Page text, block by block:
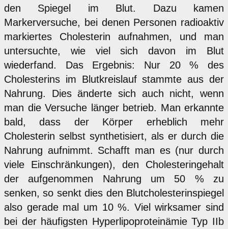
den Spiegel im Blut. Dazu kamen
Markerversuche, bei denen Personen radioaktiv
markiertes Cholesterin aufnahmen, und man
untersuchte, wie viel sich davon im Blut
wiederfand. Das Ergebnis: Nur 20 % des
Cholesterins im Blutkreislauf stammte aus der
Nahrung. Dies änderte sich auch nicht, wenn
man die Versuche länger betrieb. Man erkannte
bald, dass der Körper erheblich mehr
Cholesterin selbst synthetisiert, als er durch die
Nahrung aufnimmt. Schafft man es (nur durch
viele Einschränkungen), den Cholesteringehalt
der aufgenommen Nahrung um 50 % zu
senken, so senkt dies den Blutcholesterinspiegel
also gerade mal um 10 %. Viel wirksamer sind
bei der häufigsten Hyperlipoproteinämie Typ IIb